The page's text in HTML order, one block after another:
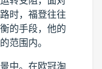
时，福登往往
的手段，他的
范围内。